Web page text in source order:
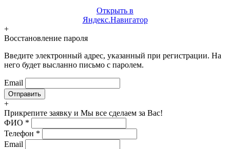
Открыть в
Яндекс.Навигатор
+
Восстановление пароля
Введите электронный адрес, указанный при регистрации. На
него будет высланно письмо с паролем.
Email
+
Прикрепите заявку и Мы все сделаем за Вас!
ФИО *
Телефон *
Email